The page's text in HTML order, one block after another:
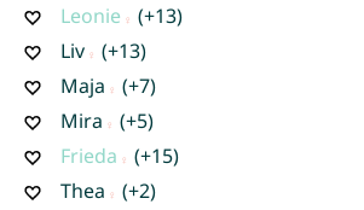
Leonie
(+13)
Liv
(+13)
Maja
(+7)
Mira
(+5)
Frieda
(+15)
Thea
(+2)